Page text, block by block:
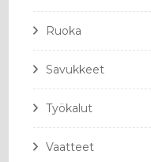
Ruoka
Savukkeet
Työkalut
Vaatteet